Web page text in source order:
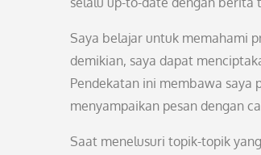
Saya belajar untuk memahami
demikian, saya dapat
Pendekatan ini membawa saya
menyampaikan pesan dengan
Saat menelusuri topik-topik